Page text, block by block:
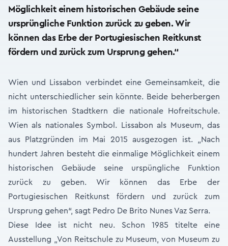
Möglichkeit einem historischen Gebäude seine
ursprüngliche Funktion zurück zu geben. Wir
können das Erbe der Portugiesischen Reitkunst
fördern und zurück zum Ursprung gehen.“
Wien und Lissabon verbindet eine Gemeinsamkeit, die
nicht unterschiedlicher sein könnte. Beide beherbergen
im historischen Stadtkern die nationale Hofreitschule.
Wien als nationales Symbol. Lissabon als Museum, das
aus Platzgründen im Mai 2015 ausgezogen ist. „Nach
hundert Jahren besteht die einmalige Möglichkeit einem
historischen Gebäude seine urspüngliche Funktion
zurück zu geben. Wir können das Erbe der
Portugiesischen Reitkunst fördern und zurück zum
Ursprung gehen“, sagt Pedro De Brito Nunes Vaz Serra.
Diese Idee ist nicht neu. Schon 1985 titelte eine
Ausstellung „Von Reitschule zu Museum, von Museum zu